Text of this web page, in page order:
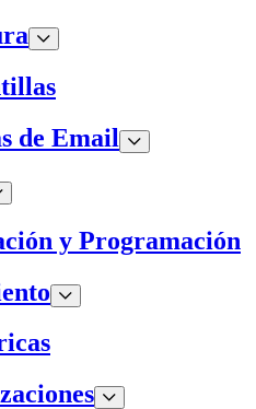
de Email
y Programación